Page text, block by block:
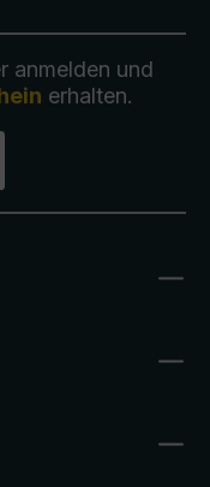
anmelden und
erhalten.